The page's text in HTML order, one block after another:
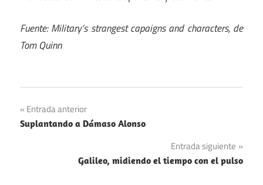
Fuente: Military’s strangest capaigns and characters, de
Tom Quinn
Navegación
de
entradas
Entrada anterior
Suplantando a Dámaso Alonso
Entrada siguiente
Galileo, midiendo el tiempo con el pulso